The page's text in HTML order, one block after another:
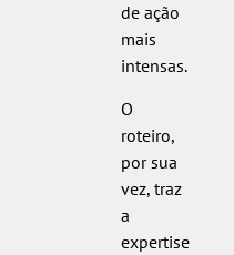
de ação
mais
intensas.
O
roteiro,
por sua
vez, traz
a
expertise